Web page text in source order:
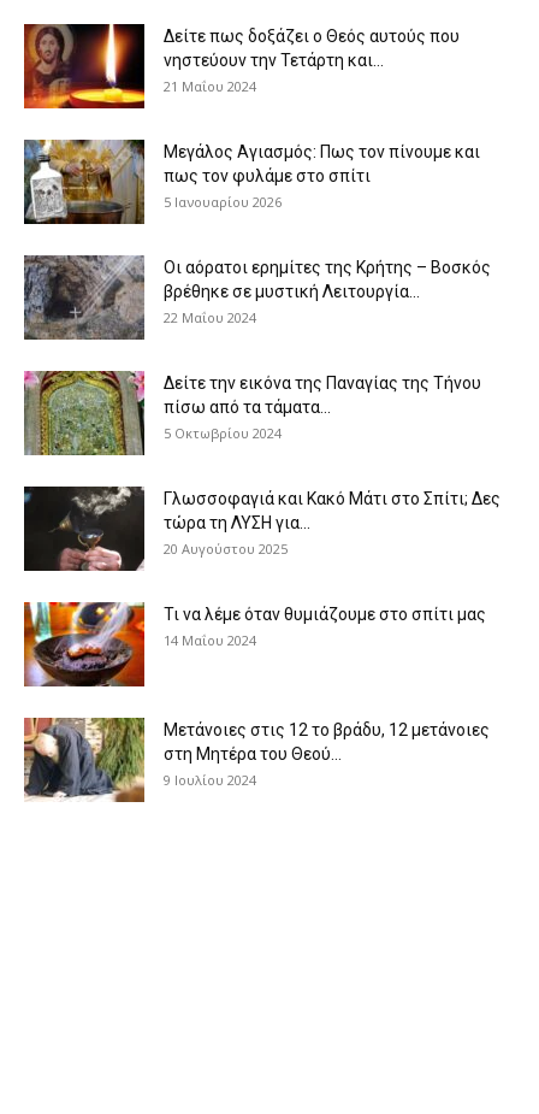
Δείτε πως δοξάζει ο Θεός αυτούς που
νηστεύουν την Τετάρτη και...
21 Μαΐου 2024
Μεγάλος Αγιασμός: Πως τον πίνουμε και
πως τον φυλάμε στο σπίτι
5 Ιανουαρίου 2026
Οι αόρατοι ερημίτες της Κρήτης – Βοσκός
βρέθηκε σε μυστική Λειτουργία...
22 Μαΐου 2024
Δείτε την εικόνα της Παναγίας της Τήνου
πίσω από τα τάματα...
5 Οκτωβρίου 2024
Γλωσσοφαγιά και Κακό Μάτι στο Σπίτι; Δες
τώρα τη ΛΥΣΗ για...
20 Αυγούστου 2025
Τι να λέμε όταν θυμιάζουμε στο σπίτι μας
14 Μαΐου 2024
Μετάνοιες στις 12 το βράδυ, 12 μετάνοιες
στη Μητέρα του Θεού...
9 Ιουλίου 2024